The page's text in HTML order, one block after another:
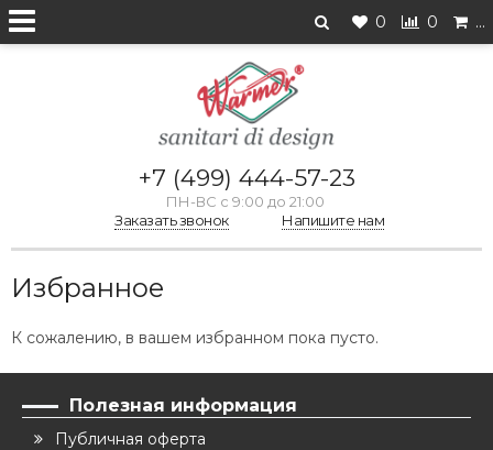
0 0 …
+7 (499) 444-57-23
ПН-ВС с 9:00 до 21:00
Заказать звонок
Напишите нам
Избранное
К сожалению, в вашем избранном пока пусто.
Полезная информация
Публичная оферта